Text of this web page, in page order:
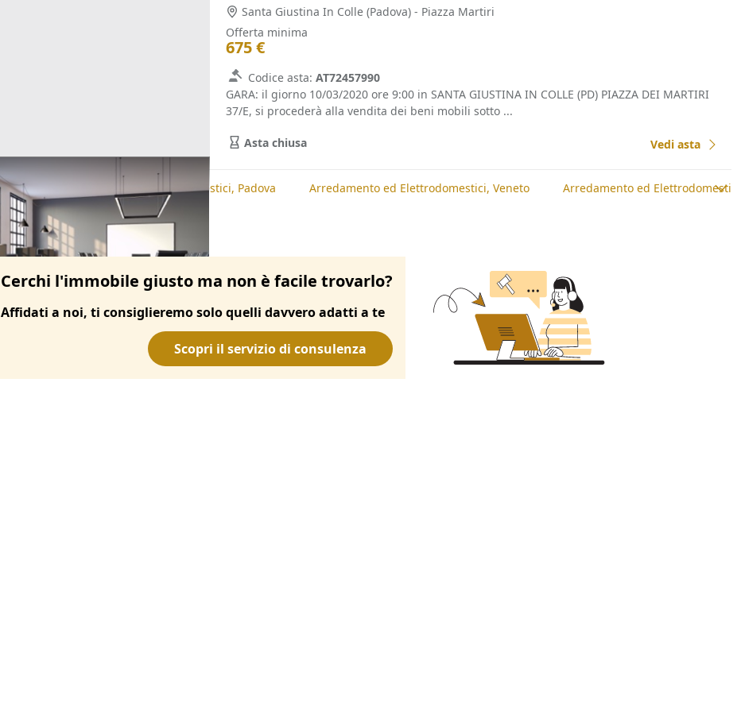
Santa Giustina In Colle (Padova) - Piazza Martiri
Offerta minima
675 €
Codice asta: AT72457990
GARA: il giorno 10/03/2020 ore 9:00 in SANTA GIUSTINA IN COLLE (PD) PIAZZA DEI MARTIRI
37/E, si procederà alla vendita dei beni mobili sotto ...
Asta chiusa Vedi asta
Arredamento ed Elettrodomestici, Padova Arredamento ed Elettrodomestici, Veneto Arredamento ed
Cerchi l'immobile giusto ma non è facile trovarlo?
Affidati a noi, ti consiglieremo solo quelli davvero adatti a te
Scopri il servizio di consulenza